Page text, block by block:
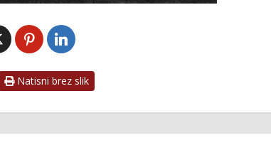
Natisni brez slik